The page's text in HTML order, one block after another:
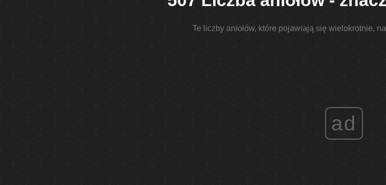
Te liczby aniołów, które pojawiają się wielokrotnie,
ad